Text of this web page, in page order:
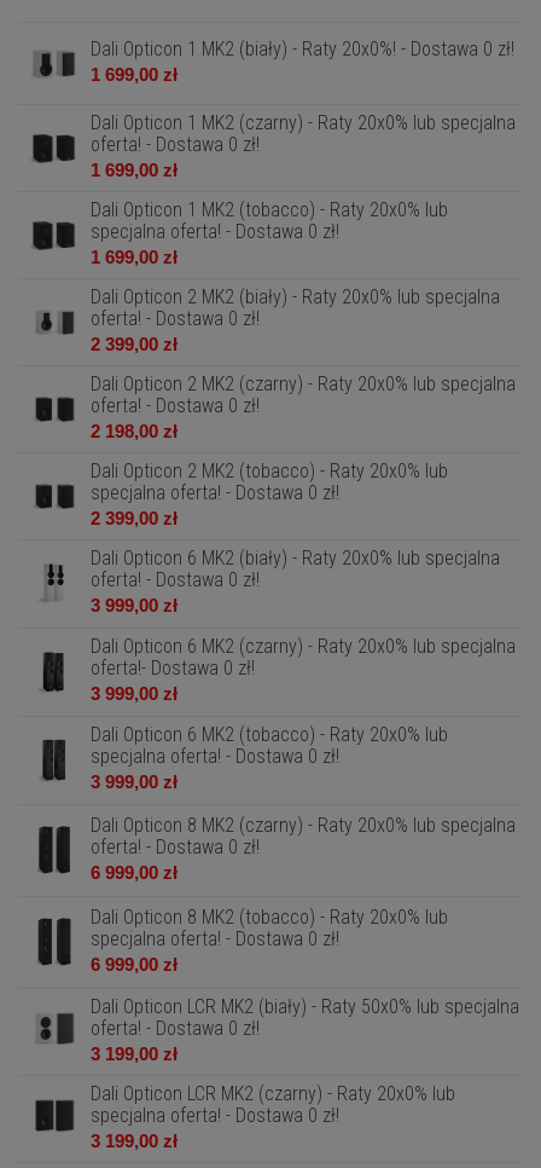
Dali Opticon 1 MK2 (biały) - Raty 20x0%! - Dostawa 0 zł!
1 699,00 zł
Dali Opticon 1 MK2 (czarny) - Raty 20x0% lub specjalna
oferta! - Dostawa 0 zł!
1 699,00 zł
Dali Opticon 1 MK2 (tobacco) - Raty 20x0% lub
specjalna oferta! - Dostawa 0 zł!
1 699,00 zł
Dali Opticon 2 MK2 (biały) - Raty 20x0% lub specjalna
oferta! - Dostawa 0 zł!
2 399,00 zł
Dali Opticon 2 MK2 (czarny) - Raty 20x0% lub specjalna
oferta! - Dostawa 0 zł!
2 198,00 zł
Dali Opticon 2 MK2 (tobacco) - Raty 20x0% lub
specjalna oferta! - Dostawa 0 zł!
2 399,00 zł
Dali Opticon 6 MK2 (biały) - Raty 20x0% lub specjalna
oferta! - Dostawa 0 zł!
3 999,00 zł
Dali Opticon 6 MK2 (czarny) - Raty 20x0% lub specjalna
oferta!- Dostawa 0 zł!
3 999,00 zł
Dali Opticon 6 MK2 (tobacco) - Raty 20x0% lub
specjalna oferta! - Dostawa 0 zł!
3 999,00 zł
Dali Opticon 8 MK2 (czarny) - Raty 20x0% lub specjalna
oferta! - Dostawa 0 zł!
6 999,00 zł
Dali Opticon 8 MK2 (tobacco) - Raty 20x0% lub
specjalna oferta! - Dostawa 0 zł!
6 999,00 zł
Dali Opticon LCR MK2 (biały) - Raty 50x0% lub specjalna
oferta! - Dostawa 0 zł!
3 199,00 zł
Dali Opticon LCR MK2 (czarny) - Raty 20x0% lub
specjalna oferta! - Dostawa 0 zł!
3 199,00 zł